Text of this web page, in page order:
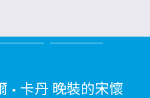
• 卡丹 晚裝的宋懷